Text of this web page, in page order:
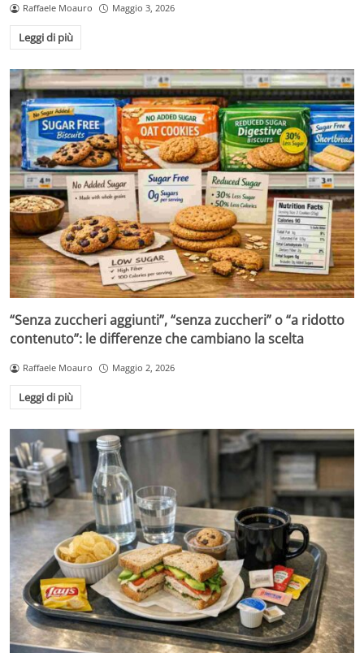
Raffaele Moauro Maggio 3, 2026
Leggi di più
“Senza zuccheri aggiunti”, “senza zuccheri” o “a ridotto
contenuto”: le differenze che cambiano la scelta
Raffaele Moauro Maggio 2, 2026
Leggi di più